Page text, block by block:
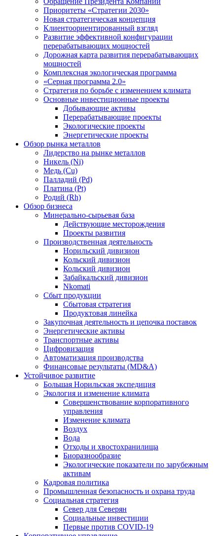
Приоритеты «Стратегии 2030»
Новая стратегическая концепция
Клиентоориентированный взгляд
Развитие эффективной конфигурации
перерабатывающих мощностей
Дорожная карта развития перерабатывающих
мощностей
Комплексная экологическая программа
«Серная программа 2.0»
Стратегия по борьбе с изменением климата
Основные инвестиционные проекты
Добывающие активы
Перерабатывающие проекты
Экологические проекты
Энергетические проекты
Обзор рынка металлов
Лидерство на рынке металлов
Никель (Ni)
Медь (Cu)
Палладий (Pd)
Платина (Pt)
Родий (Rh)
Обзор бизнеса
Минерально-сырьевая база
Действующие месторождения
Проекты развития
Производственная деятельность
Норильский дивизион
Кольский дивизион
Кольский дивизион
Забайкальский дивизион
Nkomati
Сбыт продукции
Сбытовая стратегия
Продуктовая линейка
Закупочная деятельность и цепочка поставок
Энергетические активы
Транспортные активы
Цифровизация
Автоматизация производства
Финансовые результаты (MD&A)
Устойчивое развитие
Большая Норильская экспедиция
Экология и изменение климата
Совершенствование корпоративного
управления
Изменение климата
Воздух
Вода
Отходы и хвостохранилища
Биоразнообразие
Экологические показатели по зарубежным
активам
Кадровая политика
Промышленная безопасность и охрана труда
Социальная стратегия
Север для Северян
Социальные инвестиции
Первые против COVID‑19